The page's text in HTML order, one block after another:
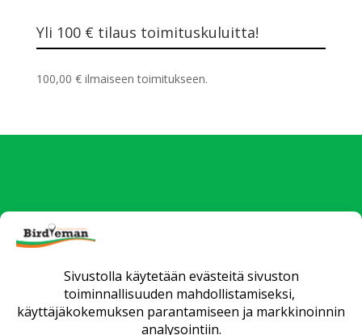
Yli 100 € tilaus toimituskuluitta!
100,00 €ilmaiseen toimitukseen.
Uutiset Verkkokauppa
Yrityksille
Fittaus ja opetus
Huollot
Matkat
Yhteystiedot
Toimitusehdot